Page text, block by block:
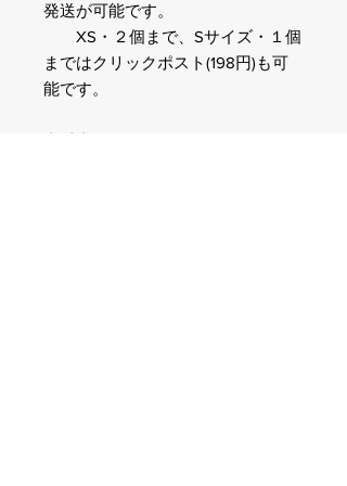
発送が可能です。
XS・２個まで、Sサイズ・１個
まではクリックポスト(198円)も可
能です。